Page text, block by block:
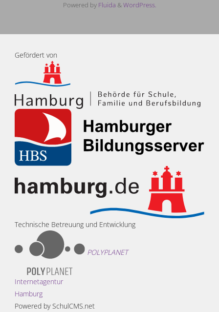
Powered byFluida &WordPress.
Gefördert von
Technische Betreuung und Entwicklung
POLYPLANET
Internetagentur
Hamburg
Powered by SchulCMS.net